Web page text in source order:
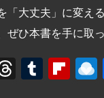
「大丈夫」に変え
ぜひ本書を手に取
T
T
Fl